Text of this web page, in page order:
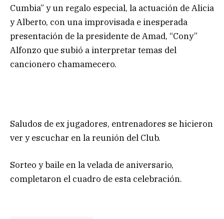
Cumbia” y un regalo especial, la actuación de Alicia
y Alberto, con una improvisada e inesperada
presentación de la presidente de Amad, “Cony”
Alfonzo que subió a interpretar temas del
cancionero chamamecero.
Saludos de ex jugadores, entrenadores se hicieron
ver y escuchar en la reunión del Club.
Sorteo y baile en la velada de aniversario,
completaron el cuadro de esta celebración.